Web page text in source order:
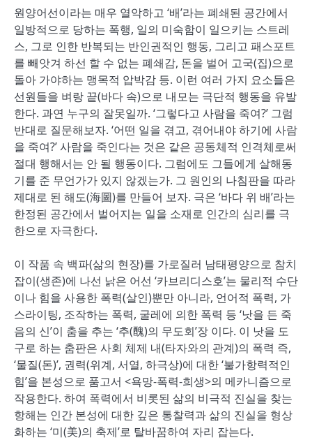
원양어선이라는 매우 열악하고 ‘배’라는 폐쇄된 공간에서
일방적으로 당하는 폭행, 일의 미숙함이 일으키는 스트레
스, 그로 인한 반복되는 반인권적인 행동, 그리고 패스포트
를 빼앗겨 하선 할 수 없는 폐쇄감, 돈을 벌어 고국(집)으로
돌아 가야하는 맹목적 압박감 등. 이런 여러 가지 요소들은
선원들을 벼랑 끝(바다 속)으로 내모는 극단적 행동을 유발
한다. 과연 누구의 잘못일까. ‘그렇다고 사람을 죽여?’ 그럼
반대로 질문해보자. ‘어떤 일을 겪고, 겪어내야 하기에 사람
을 죽여?’ 사람을 죽인다는 것은 같은 공동체적 인격체로써
절대 행해서는 안 될 행동이다. 그럼에도 그들에게 살해동
기를 준 무언가가 있지 않겠는가. 그 원인의 나침판을 따라
제대로 된 해도(海圖)를 만들어 보자. 극은 ‘바다 위 배’라는
한정된 공간에서 벌어지는 일을 소재로 인간의 심리를 극
한으로 자극한다.
이 작품 속 백파(삶의 현장)를 가로질러 남태평양으로 참치
잡이(생존)에 나선 낡은 어선 ‘카브리디스호’는 물리적 수단
이나 힘을 사용한 폭력(살인)뿐만 아니라, 언어적 폭력, 가
스라이팅, 조작하는 폭력, 굴레에 의한 폭력 등 ‘낫을 든 죽
음의 신’이 춤을 추는 ‘추(醜)의 무도회’장 이다. 이 낫을 도
구로 하는 춤판은 사회 체제 내(타자와의 관계)의 폭력 즉,
‘물질(돈)’, 권력(위계, 서열, 하극상)에 대한 ‘불가항력적인
힘’을 본성으로 품고서 <욕망-폭력-희생>의 메카니즘으로
작용한다. 하여 폭력에서 비롯된 삶의 비극적 진실을 찾는
항해는 인간 본성에 대한 깊은 통찰력과 삶의 진실을 형상
화하는 ‘미(美)의 축제’로 탈바꿈하여 자리 잡는다.